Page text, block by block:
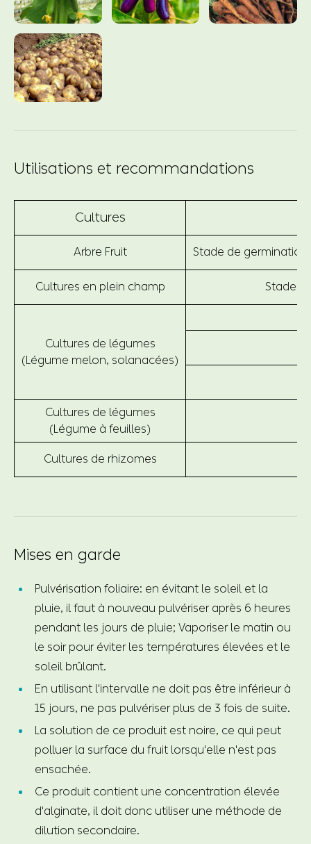
Utilisations et recommandations
Cultures
Arbre Fruit Stade de
Cultures en plein champ Stade
Cultures de légumes
(Légume melon, solanacées)
Cultures de légumes
(Légume à feuilles)
Cultures de rhizomes
Mises en garde
Pulvérisation foliaire: en évitant le soleil et la
pluie, il faut à nouveau pulvériser après 6 heures
pendant les jours de pluie; Vaporiser le matin ou
le soir pour éviter les températures élevées et le
soleil brûlant.
En utilisant l'intervalle ne doit pas être inférieur à
15 jours, ne pas pulvériser plus de 3 fois de suite.
La solution de ce produit est noire, ce qui peut
polluer la surface du fruit lorsqu'elle n'est pas
ensachée.
Ce produit contient une concentration élevée
d'alginate, il doit donc utiliser une méthode de
dilution secondaire.